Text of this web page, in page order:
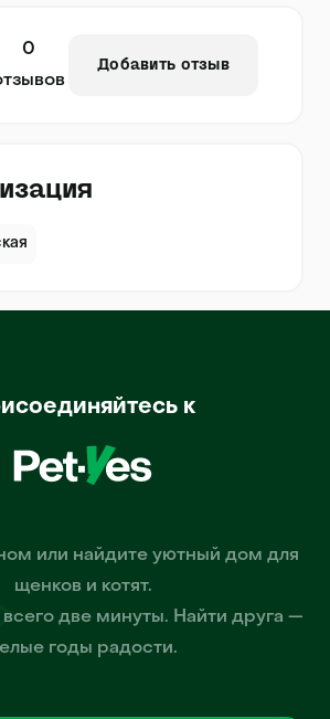
0
Добавить отзыв
к
или найдите уютный дом для
щенков и котят.
две минуты. Найти друга —
годы радости.